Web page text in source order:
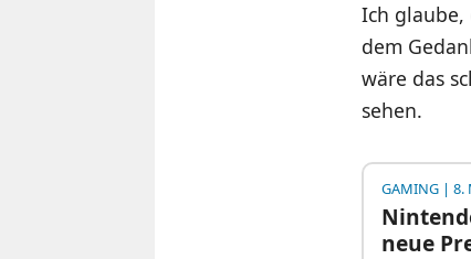
Ich glaube,
dem
wäre das
sehen.
GAMING| 8.
neue